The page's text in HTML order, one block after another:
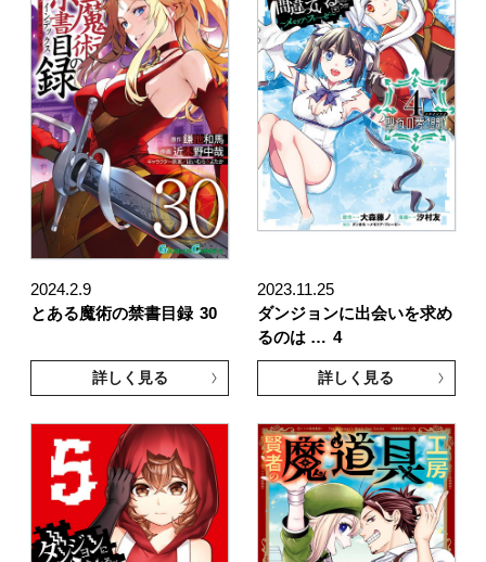
2024.2.9
とある魔術の禁書目録 30
詳しく見る
2023.11.25
ダンジョンに出会いを求め
るのは … 4
詳しく見る